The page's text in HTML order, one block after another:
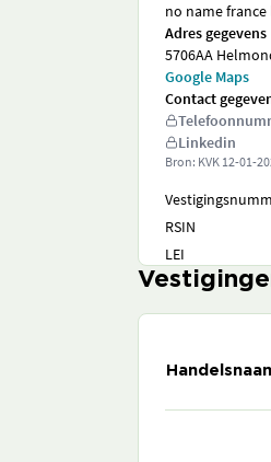
no name
Adres gegevens
5706AA
Google Maps
Contact
Linkedin
Bron: KVK 12-01-
RSIN
LEI